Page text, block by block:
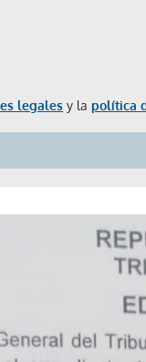
legales y la política